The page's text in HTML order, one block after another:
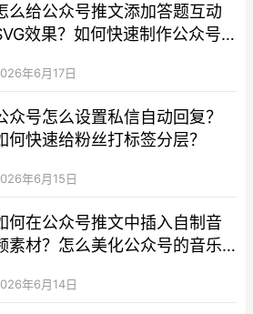
么给公众号推文添加答题互动
效果？如何快速制作公众号
年6月17日
众号怎么设置私信自动回复？
何快速给粉丝打标签分层？
年6月15日
何在公众号推文中插入自制音
素材？怎么美化公众号的音乐
年6月14日